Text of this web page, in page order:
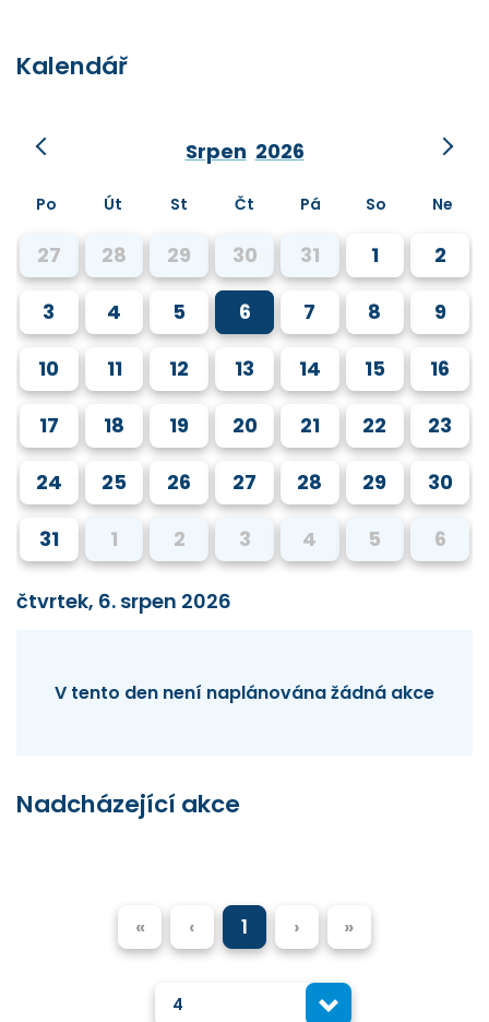
Kalendář
Srpen 2026
Po Út St Čt Pá So Ne
27 28 29 30 31 1 2
3 4 5 6 7 8 9
10 11 12 13 14 15 16
17 18 19 20 21 22 23
24 25 26 27 28 29 30
31 1 2 3 4 5 6
čtvrtek, 6. srpen 2026
V tento den není naplánována žádná akce
Nadcházející akce
« ‹ 1 › »
4